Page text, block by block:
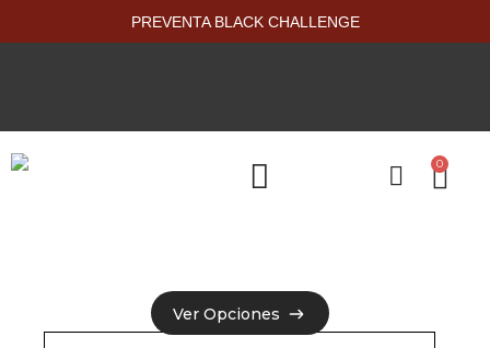
PREVENTA BLACK CHALLENGE
0
Ver Opciones
Ver Opciones